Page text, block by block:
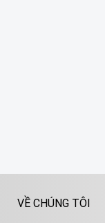
VỀ CHÚNG TÔI